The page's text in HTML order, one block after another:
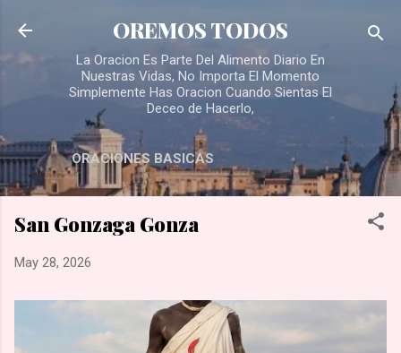
Skip to main content
OREMOS TODOS
La Oracion Es Parte Del Alimento Diario En
Nuestras Vidas, No Importa El Momento
Simplemente Has Oracion Cuando Sientas El
Deceo de Hacerlo,
ORACIONES BASICAS
San Gonzaga Gonza
May 28, 2026